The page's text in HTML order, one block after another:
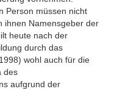
Person müssen nicht
ihnen Namensgeber der
heute nach der
durch das
wohl auch für die
des
aufgrund der